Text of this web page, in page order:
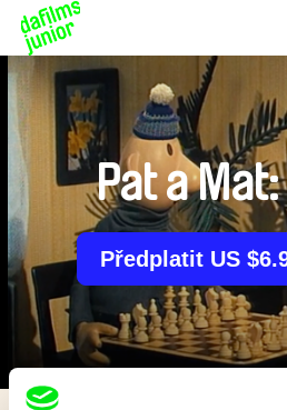
Domů
Pat a
Předplatit US